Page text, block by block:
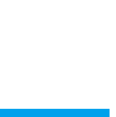
PTFE咬合（100盒）